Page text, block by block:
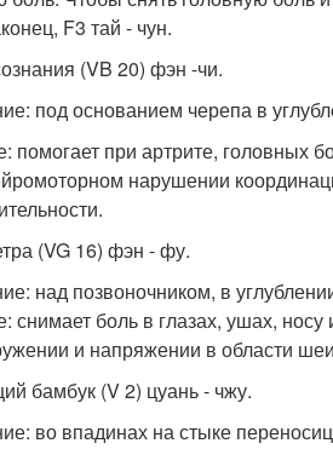
F3 тай - чун.
(VB 20) фэн -чи.
под основанием черепа в
помогает при артрите, головных
нарушении
(VG 16) фэн - фу.
над позвоночником, в
снимает боль в глазах, ушах,
и напряжении в области
бамбук (V 2) цуань - чжу.
во впадинах на стыке